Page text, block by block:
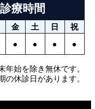
療時間
金 土 日
祝
● ● ● ●
年始を除き無休です。
休診日があります。